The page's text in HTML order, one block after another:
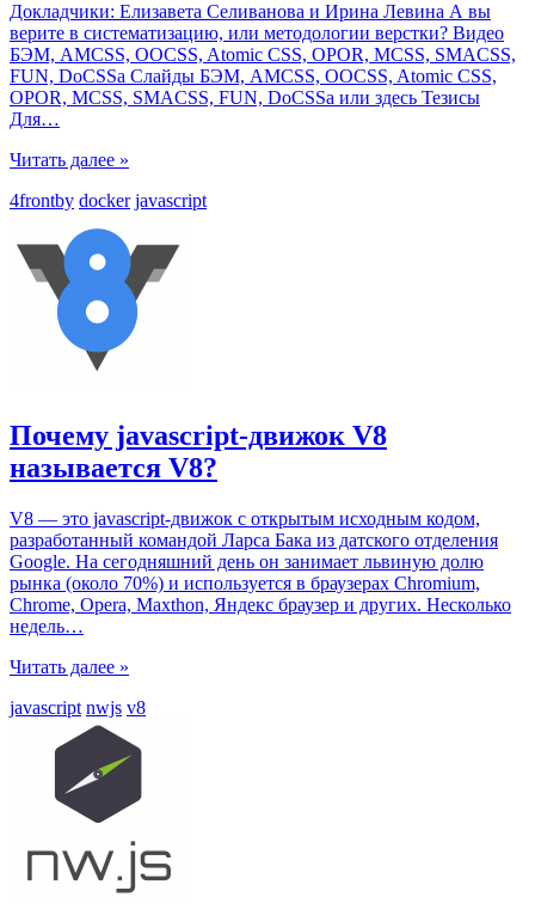
Докладчики: Елизавета Селиванова и Ирина Левина А вы
верите в систематизацию, или методологии верстки? Видео
БЭМ, AMCSS, OOCSS, Atomic CSS, OPOR, MCSS, SMACSS,
FUN, DoCSSa Слайды БЭМ, AMCSS, OOCSS, Atomic CSS,
OPOR, MCSS, SMACSS, FUN, DoCSSa или здесь Тезисы
Для…
Читать далее »
4frontby docker javascript
Почему javascript-движок V8
называется V8?
V8 — это javascript-движок с открытым исходным кодом,
разработанный командой Ларса Бака из датского отделения
Google. На сегодняшний день он занимает львиную долю
рынка (около 70%) и используется в браузерах Chromium,
Chrome, Opera, Maxthon, Яндекс браузер и других. Несколько
недель…
Читать далее »
javascript nwjs v8